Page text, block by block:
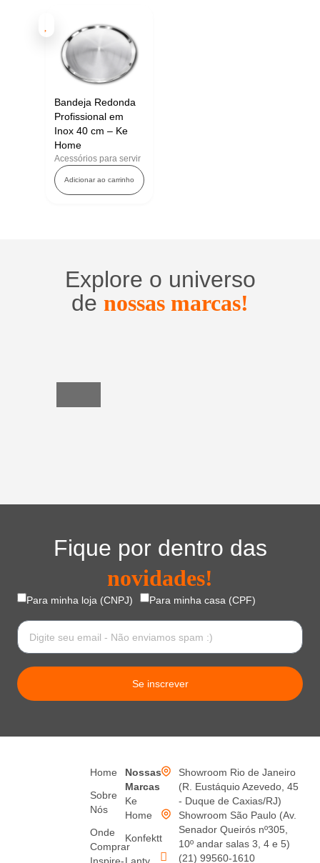
Bandeja Redonda
Profissional em
Inox 40 cm – Ke
Home
Acessórios para servir
Adicionar ao carrinho
Explore o universo
de nossas marcas!
Fique por dentro das
novidades!
Para minha loja (CNPJ) Para minha casa (CPF)
Se inscrever
Home
Sobre
Nós
Onde
Comprar
Nossas
Marcas
Ke
Home
Konfektt
Showroom Rio de Janeiro
(R. Eustáquio Azevedo, 45
- Duque de Caxias/RJ)
Showroom São Paulo (Av.
Senador Queirós nº305,
10º andar salas 3, 4 e 5)
(21) 99560-1610